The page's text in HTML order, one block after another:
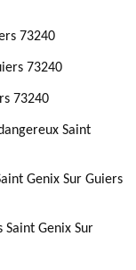
73240
73240
73240
Saint
Genix Sur Guiers
Genix Sur